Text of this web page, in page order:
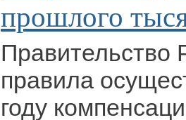
прошлого
Правительство
правила
году